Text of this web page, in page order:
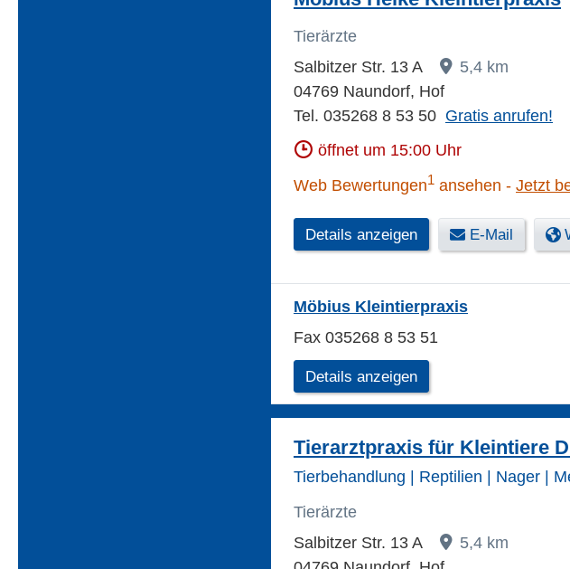
Tierärzte
Salbitzer Str. 13 A
5,4 km
04769 Naundorf, Hof
Tel. 035268 8 53 50 Gratis anrufen!
öffnet um 15:00 Uhr
Web Bewertungen1 ansehen Jetzt
Details anzeigen E-Mail
Möbius Kleintierpraxis
Fax 035268 8 53 51
Details anzeigen
Tierarztpraxis für Kleintiere
Tierbehandlung | Reptilien | Nager |
Tierärzte
Salbitzer Str. 13 A
5,4 km